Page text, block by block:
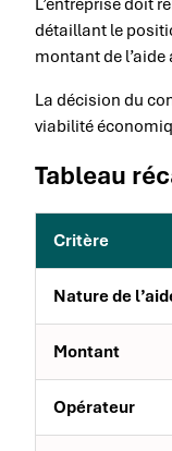
L’entreprise doit
détaillant le
montant de l’aide
La décision du
viabilité
Tableau
Critère
Nature de
Montant
Opérateur